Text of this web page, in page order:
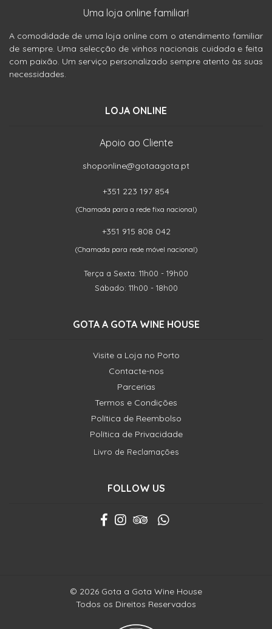
Uma loja online familiar!
A comodidade de uma loja online com o atendimento familiar
de sempre. Uma selecção de vinhos nacionais cuidada e feita
com paixão. Um serviço personalizado sempre atento às suas
necessidades.
LOJA ONLINE
Apoio ao Cliente
shoponline@gotaagota.pt
+351 223 197 854
(Chamada para a rede fixa nacional)
+351 915 808 042
(Chamada para rede móvel nacional)
Terça a Sexta: 11h00 - 19h00
Sábado: 11h00 - 18h00
GOTA A GOTA WINE HOUSE
Visite a Loja no Porto
Contacte-nos
Parcerias
Termos e Condições
Política de Reembolso
Política de Privacidade
Livro de Reclamações
FOLLOW US
© 2026 Gota a Gota Wine House
Todos os Direitos Reservados